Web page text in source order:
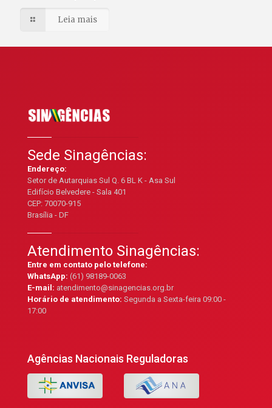
Leia mais
Sede Sinagências:
Endereço:
Setor de Autarquias Sul Q. 6 BL K - Asa Sul
Edifício Belvedere - Sala 401
CEP: 70070-915
Brasília - DF
Atendimento Sinagências:
Entre em contato pelo telefone:
WhatsApp: (61) 98189-0063
E-mail: atendimento@sinagencias.org.br
Horário de atendimento: Segunda a Sexta-feira 09:00 -
17:00
Agências Nacionais Reguladoras